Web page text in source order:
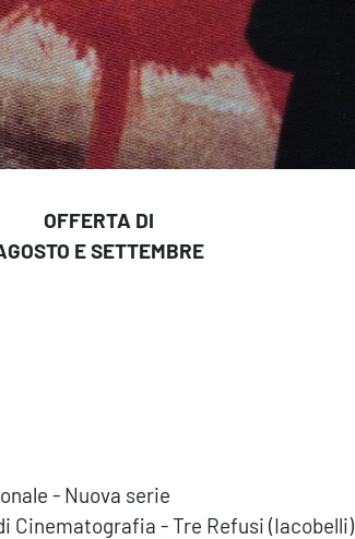
OFFERTA DI
E SETTEMBRE
- Nuova serie
Cinematografia - Tre Refusi (Iacobelli)